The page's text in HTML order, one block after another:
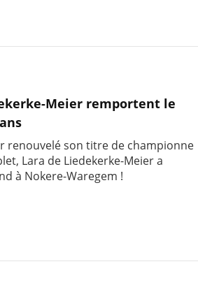
Meier remportent le
renouvelé son titre de championne
Lara de Liedekerke-Meier a
à Nokere-Waregem !